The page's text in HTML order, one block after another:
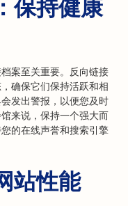
保持健康
案至关重要。反向链接
确保它们保持活跃和相
发出警报，以便您及时
来说，保持一个强大而
的在线声誉和搜索引擎
站性能